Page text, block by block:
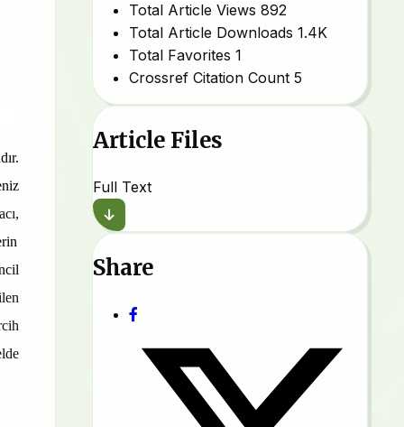
Total Article Views 892
Total Article Downloads 1.4K
Total Favorites 1
Crossref Citation Count 5
Article Files
Full Text
Share